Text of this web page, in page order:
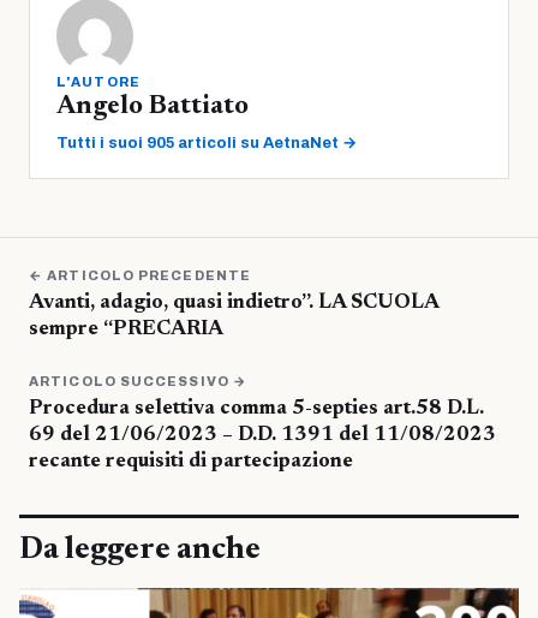
L'AUTORE
Angelo Battiato
Tutti i suoi 905 articoli su AetnaNet →
← ARTICOLO PRECEDENTE
Avanti, adagio, quasi indietro”. LA SCUOLA
sempre “PRECARIA
ARTICOLO SUCCESSIVO →
Procedura selettiva comma 5-septies art.58 D.L.
69 del 21/06/2023 – D.D. 1391 del 11/08/2023
recante requisiti di partecipazione
Da leggere anche